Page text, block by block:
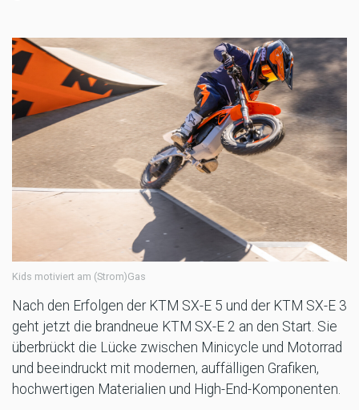
Kids motiviert am (Strom)Gas
Nach den Erfolgen der KTM SX-E 5 und der KTM SX-E 3
geht jetzt die brandneue KTM SX-E 2 an den Start. Sie
überbrückt die Lücke zwischen Minicycle und Motorrad
und beeindruckt mit modernen, auffälligen Grafiken,
hochwertigen Materialien und High-End-Komponenten.